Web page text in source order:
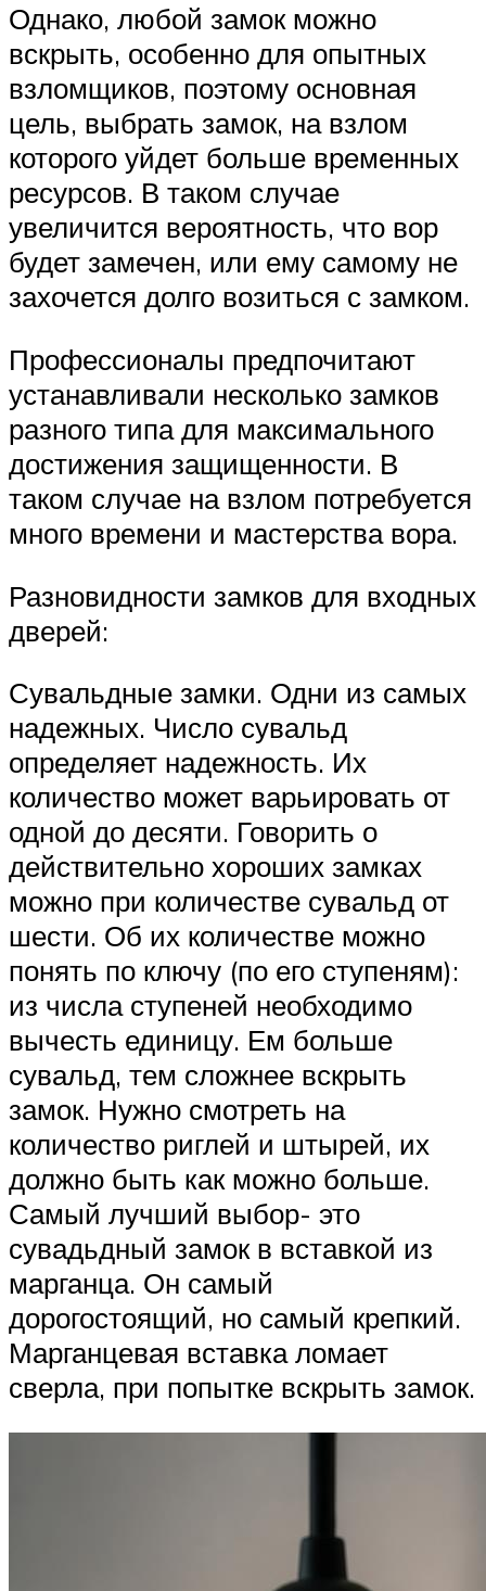
Однако, любой замок можно
вскрыть, особенно для опытных
взломщиков, поэтому основная
цель, выбрать замок, на взлом
которого уйдет больше временных
ресурсов. В таком случае
увеличится вероятность, что вор
будет замечен, или ему самому не
захочется долго возиться с замком.
Профессионалы предпочитают
устанавливали несколько замков
разного типа для максимального
достижения защищенности. В
таком случае на взлом потребуется
много времени и мастерства вора.
Разновидности замков для входных
дверей:
Сувальдные замки. Одни из самых
надежных. Число сувальд
определяет надежность. Их
количество может варьировать от
одной до десяти. Говорить о
действительно хороших замках
можно при количестве сувальд от
шести. Об их количестве можно
понять по ключу (по его ступеням):
из числа ступеней необходимо
вычесть единицу. Ем больше
сувальд, тем сложнее вскрыть
замок. Нужно смотреть на
количество риглей и штырей, их
должно быть как можно больше.
Самый лучший выбор- это
сувадьдный замок в вставкой из
марганца. Он самый
дорогостоящий, но самый крепкий.
Марганцевая вставка ломает
сверла, при попытке вскрыть замок.